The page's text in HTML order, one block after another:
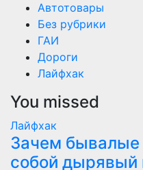
Автотовары
Без рубрики
ГАИ
Дороги
Лайфхак
You missed
Лайфхак
Зачем бывалые
собой дырявый